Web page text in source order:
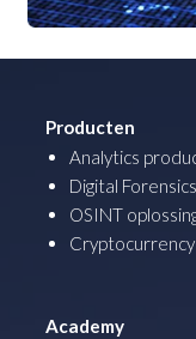
Producten
Analytics
Digital
OSINT
Academy